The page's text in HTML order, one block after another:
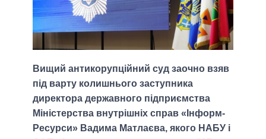
Вищий антикорупційний суд заочно взяв
під варту колишнього заступника
директора державного підприємства
Міністерства внутрішніх справ «Інформ-
Ресурси» Вадима Матлаєва, якого НАБУ і